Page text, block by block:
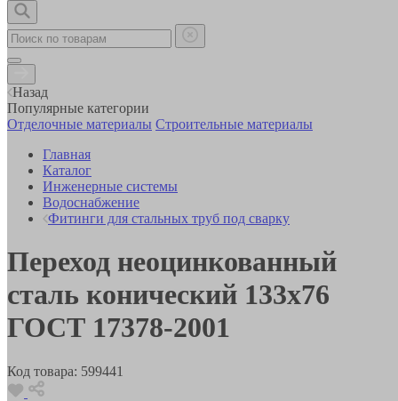
Назад
Популярные категории
Отделочные материалы Строительные материалы
Главная
Каталог
Инженерные системы
Водоснабжение
Фитинги для стальных труб под сварку
Переход неоцинкованный
сталь конический 133х76
ГОСТ 17378-2001
Код товара: 599441